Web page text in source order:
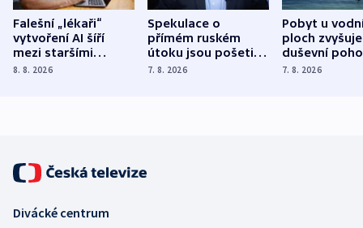
Falešní „lékaři“
vytvoření AI šíří
mezi staršími
Poláky nebezpečné
8. 8. 2026
Spekulace o
přímém ruském
útoku jsou pošetilé,
míní estonský
7. 8. 2026
Pobyt u
ploch zvyšuje
duševní
ukázala
7. 8. 2026
Divácké centrum